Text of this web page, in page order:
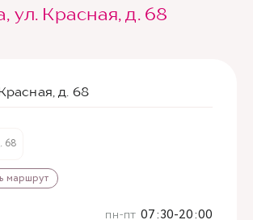
ул. Красная, д. 68
д. 68
68
маршрут
пн-пт 07:30-20:00